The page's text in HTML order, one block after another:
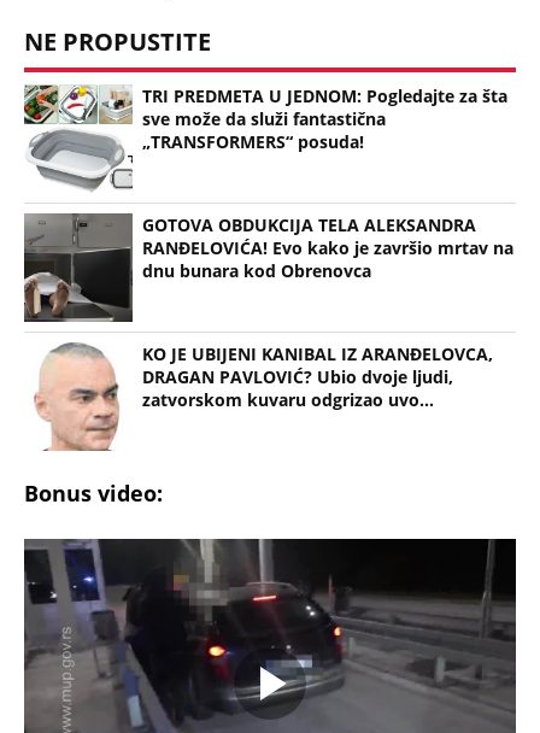
NE PROPUSTITE
TRI PREDMETA U JEDNOM: Pogledajte za šta
sve može da služi fantastična
„TRANSFORMERS“ posuda!
GOTOVA OBDUKCIJA TELA ALEKSANDRA
RANĐELOVIĆA! Evo kako je završio mrtav na
dnu bunara kod Obrenovca
KO JE UBIJENI KANIBAL IZ ARANĐELOVCA,
DRAGAN PAVLOVIĆ? Ubio dvoje ljudi,
zatvorskom kuvaru odgrizao uvo...
Bonus video: